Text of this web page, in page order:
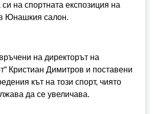
на спортната експозиция на
Юнашкия салон.
на директорът на
Кристиан Димитров и поставени
кът на този спорт, чиято
да се увеличава.